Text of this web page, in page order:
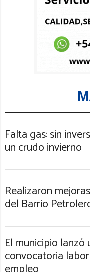
Falta gas: sin
un crudo invierno
Realizaron
del Barrio
El municipio lanzó
convocatoria